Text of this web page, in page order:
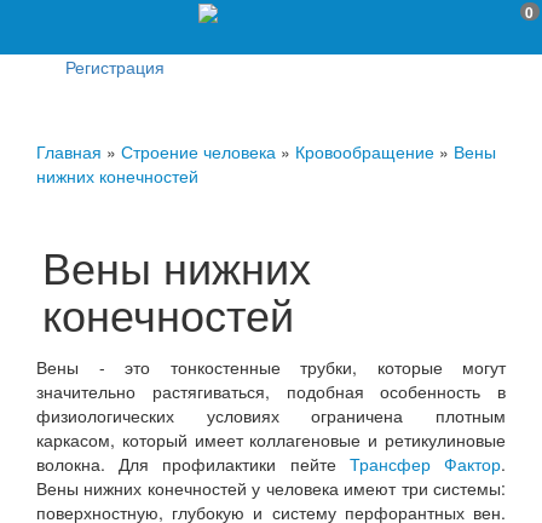
0
Регистрация
Главная » Строение человека » Кровообращение » Вены
нижних конечностей
Вены нижних
конечностей
Вены - это тонкостенные трубки, которые могут
значительно растягиваться, подобная особенность в
физиологических условиях ограничена плотным
каркасом, который имеет коллагеновые и ретикулиновые
волокна. Для профилактики пейте Трансфер Фактор.
Вены нижних конечностей у человека имеют три системы:
поверхностную, глубокую и систему перфорантных вен.